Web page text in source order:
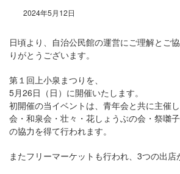
2024年5月12日
日頃より、自治公民館の運営にご理解とご
りがとうございます。
第１回上小泉まつりを、
5月26日（日）に開催いたします。
初開催の当イベントは、青年会と共に主催
会・和泉会・壮々・花しょうぶの会・祭囃
の協力を得て行われます。
またフリーマーケットも行われ、3つの出店